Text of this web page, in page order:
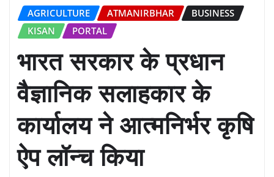
AGRICULTURE ATMANIRBHAR
BUSINESS
KISAN
PORTAL
भारत सरकार के प्रधान
वैज्ञानिक सलाहकार के
कार्यालय ने आत्मनिर्भर कृषि
ऐप लॉन्च किया